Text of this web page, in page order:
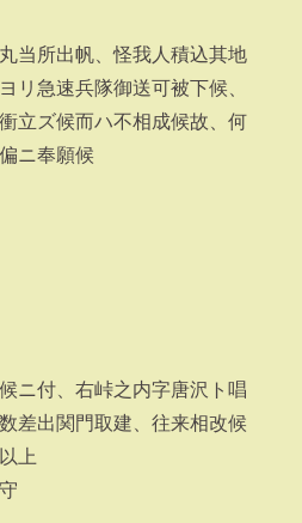
当所出帆、怪我人積込其地
リ急速兵隊御送可被下候、
立ズ候而ハ不相成候故、何
ニ奉願候
ニ付、右峠之内字唐沢ト唱
差出関門取建、往来相改候
上